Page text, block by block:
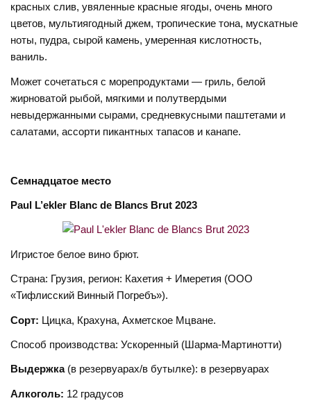
красных слив, увяленные красные ягоды, очень много
цветов, мультиягодный джем, тропические тона, мускатные
ноты, пудра, сырой камень, умеренная кислотность,
ваниль.
Может сочетаться с морепродуктами — гриль, белой
жирноватой рыбой, мягкими и полутвердыми
невыдержанными сырами, средневкусными паштетами и
салатами, ассорти пикантных тапасов и канапе.
Семнадцатое место
Paul L’ekler Blanc de Blancs Brut 2023
Игристое белое вино брют.
Страна: Грузия, регион: Кахетия + Имеретия (ООО
«Тифлисский Винный Погребъ»).
Сорт: Цицка, Крахуна, Ахметское Мцване.
Способ производства: Ускоренный (Шарма-Мартинотти)
Выдержка (в резервуарах/в бутылке): в резервуарах
Алкоголь: 12 градусов